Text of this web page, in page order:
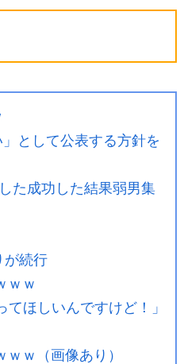
として公表する方針を
た成功した結果弱男集
が続行
ｗｗ
ほしいんですけど！」
ｗ（画像あり）